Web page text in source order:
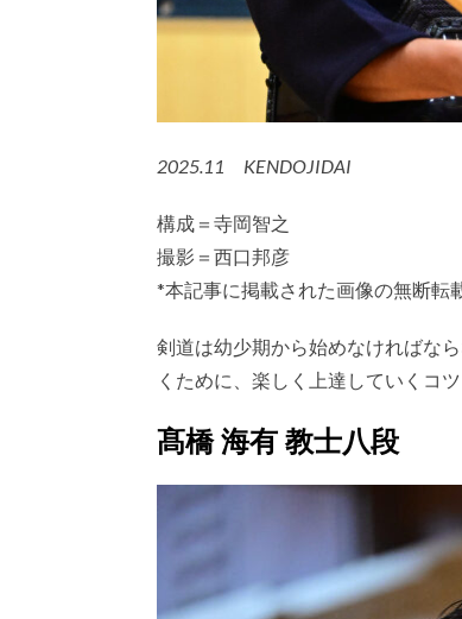
2025.11 KENDOJIDAI
構成＝寺岡智之
撮影＝西口邦彦
*本記事に掲載された画像の無断転
剣道は幼少期から始めなければな
くために、楽しく上達していくコ
髙橋 海有 教士八段